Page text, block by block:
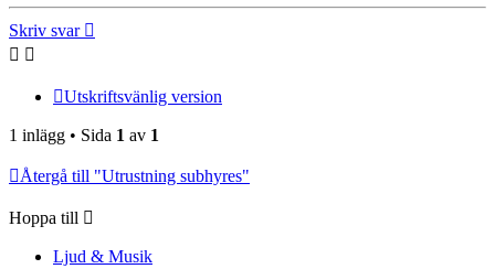
Skriv svar
Utskriftsvänlig version
1 inlägg • Sida 1 av 1
Återgå till "Utrustning subhyres"
Hoppa till
Ljud & Musik